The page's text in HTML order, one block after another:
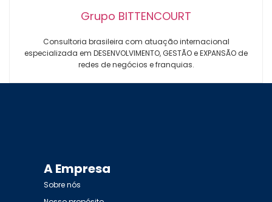
Grupo BITTENCOURT
Consultoria brasileira com atuação internacional
especializada em DESENVOLVIMENTO, GESTÃO e EXPANSÃO de
redes de negócios e franquias.
A Empresa
Sobre nós